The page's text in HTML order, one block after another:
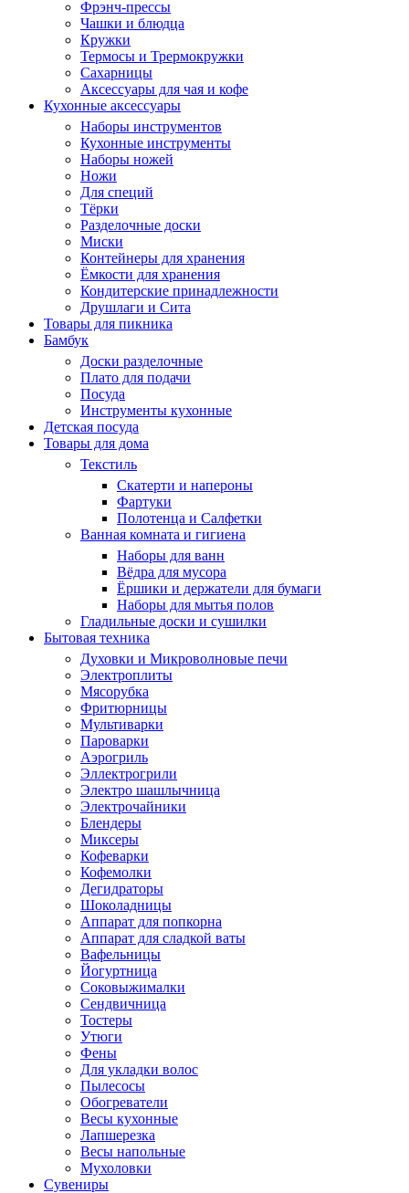
Фрэнч-прессы
Чашки и блюдца
Кружки
Термосы и Трермокружки
Сахарницы
Аксессуары для чая и кофе
Кухонные аксессуары
Наборы инструментов
Кухонные инструменты
Наборы ножей
Ножи
Для специй
Тёрки
Разделочные доски
Миски
Контейнеры для хранения
Ёмкости для хранения
Кондитерские принадлежности
Друшлаги и Сита
Товары для пикника
Бамбук
Доски разделочные
Плато для подачи
Посуда
Инструменты кухонные
Детская посуда
Товары для дома
Текстиль
Скатерти и напероны
Фартуки
Полотенца и Салфетки
Ванная комната и гигиена
Наборы для ванн
Вёдра для мусора
Ёршики и держатели для бумаги
Наборы для мытья полов
Гладильные доски и сушилки
Бытовая техника
Духовки и Микроволновые печи
Электроплиты
Мясорубка
Фритюрницы
Мультиварки
Пароварки
Аэрогриль
Эллектрогрили
Электро шашлычница
Электрочайники
Блендеры
Миксеры
Кофеварки
Кофемолки
Дегидраторы
Шоколадницы
Аппарат для попкорна
Аппарат для сладкой ваты
Вафельницы
Йогуртница
Соковыжималки
Сендвичница
Тостеры
Утюги
Фены
Для укладки волос
Пылесосы
Обогреватели
Весы кухонные
Лапшерезка
Весы напольные
Мухоловки
Сувениры